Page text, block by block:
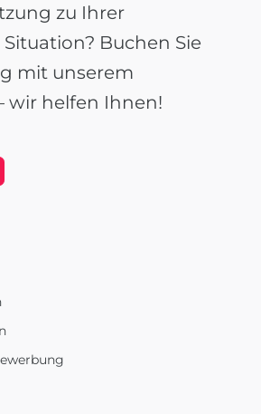
zu Ihrer
Buchen Sie
mit unserem
wir helfen Ihnen!